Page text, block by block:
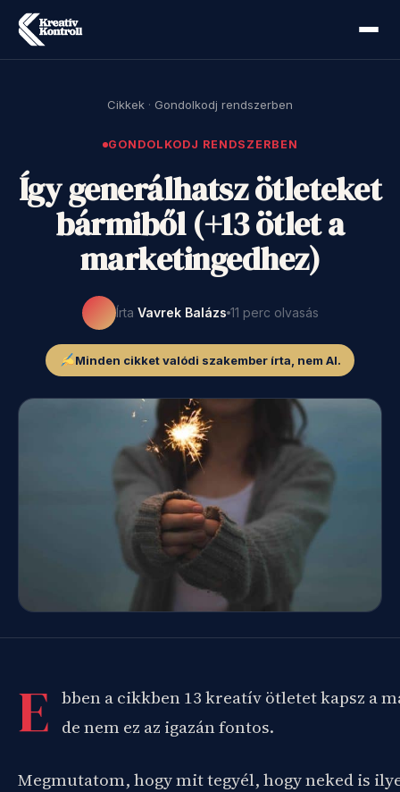
Cikkek · Gondolkodj rendszerben
GONDOLKODJ RENDSZERBEN
Így generálhatsz ötleteket
bármiből (+13 ötlet a
marketingedhez)
Írta Vavrek Balázs 11 perc olvasás
Minden cikket valódi szakember írta, nem AI.
E bben a cikkben 13 kreatív ötletet kapsz a
de nem ez az igazán fontos.
Megmutatom, hogy mit tegyél, hogy neked is